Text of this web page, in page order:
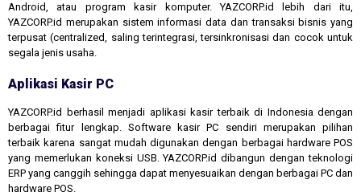
Android, atau program kasir komputer. YAZCORP.id lebih dari itu,
YAZCORP.id merupakan sistem informasi data dan transaksi bisnis yang
terpusat (centralized, saling terintegrasi, tersinkronisasi dan cocok untuk
segala jenis usaha.
Aplikasi Kasir PC
YAZCORP.id berhasil menjadi aplikasi kasir terbaik di Indonesia dengan
berbagai fitur lengkap. Software kasir PC sendiri merupakan pilihan
terbaik karena sangat mudah digunakan dengan berbagai hardware POS
yang memerlukan koneksi USB. YAZCORP.id dibangun dengan teknologi
ERP yang canggih sehingga dapat menyesuaikan dengan berbagai PC dan
hardware POS.